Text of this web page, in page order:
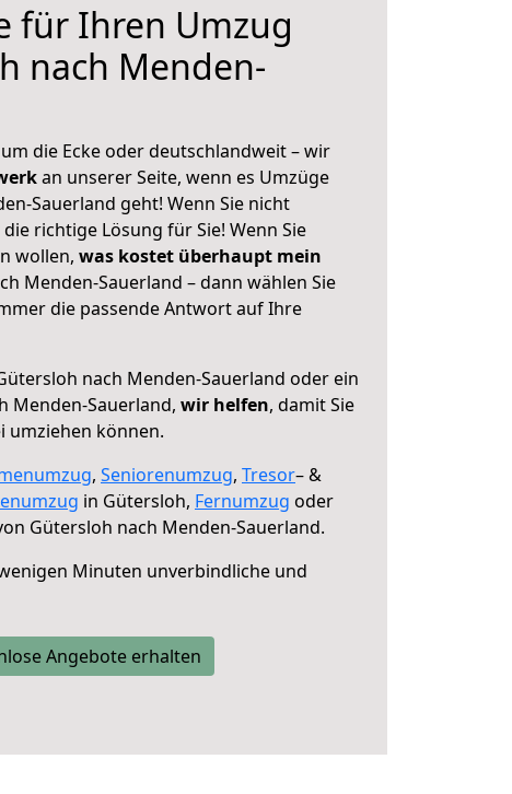
für Ihren Umzug
nach Menden-
die Ecke oder deutschlandweit – wir
an unserer Seite, wenn es Umzüge
Sauerland geht! Wenn Sie nicht
richtige Lösung für Sie! Wenn Sie
wollen, was kostet überhaupt mein
Menden-Sauerland – dann wählen Sie
die passende Antwort auf Ihre
nach Menden-Sauerland oder ein
Menden-Sauerland, wir helfen, damit Sie
umziehen können.
, Seniorenumzug, Tresor– &
in Gütersloh, Fernumzug oder
Gütersloh nach Menden-Sauerland.
Minuten unverbindliche und
Angebote erhalten